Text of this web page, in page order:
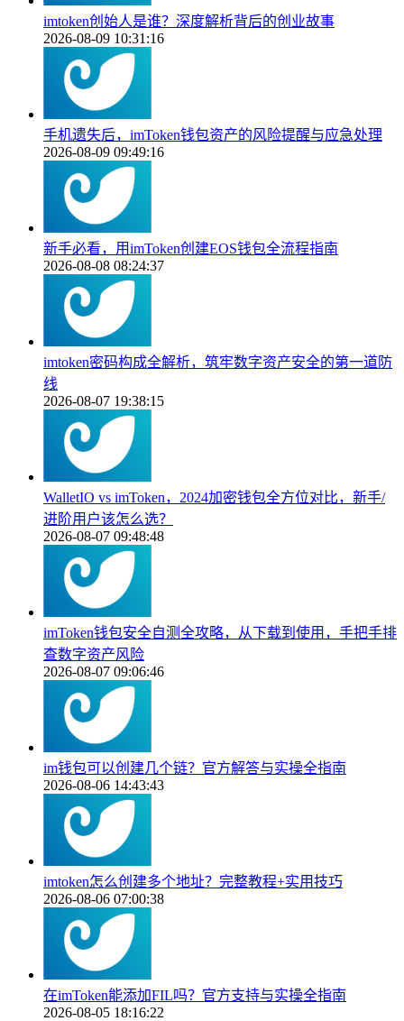
imtoken创始人是谁？深度解析背后的创业故事
2026-08-09 10:31:16
手机遗失后，imToken钱包资产的风险提醒与应急处理
2026-08-09 09:49:16
新手必看，用imToken创建EOS钱包全流程指南
2026-08-08 08:24:37
imtoken密码构成全解析，筑牢数字资产安全的第一道防
线
2026-08-07 19:38:15
WalletIO vs imToken，2024加密钱包全方位对比，新手/
进阶用户该怎么选？
2026-08-07 09:48:48
imToken钱包安全自测全攻略，从下载到使用，手把手排
查数字资产风险
2026-08-07 09:06:46
im钱包可以创建几个链？官方解答与实操全指南
2026-08-06 14:43:43
imtoken怎么创建多个地址？完整教程+实用技巧
2026-08-06 07:00:38
在imToken能添加FIL吗？官方支持与实操全指南
2026-08-05 18:16:22